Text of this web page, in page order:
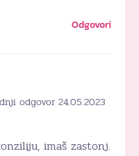
Odgovori
odgovor 24.05.2023
imaš zastonj.